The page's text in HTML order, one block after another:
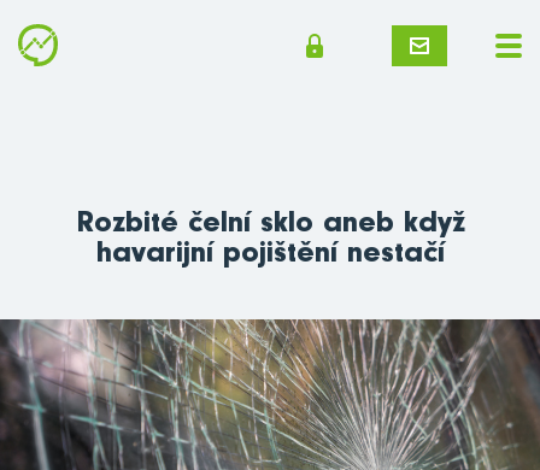
Rozbité čelní sklo aneb když
havarijní pojištění nestačí